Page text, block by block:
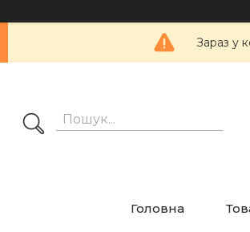
Зараз у
Головна